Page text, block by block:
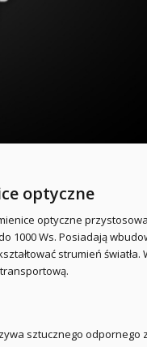
optyczne
optyczne
1000 Ws. Posiadają
strumień
sztucznego odpornego